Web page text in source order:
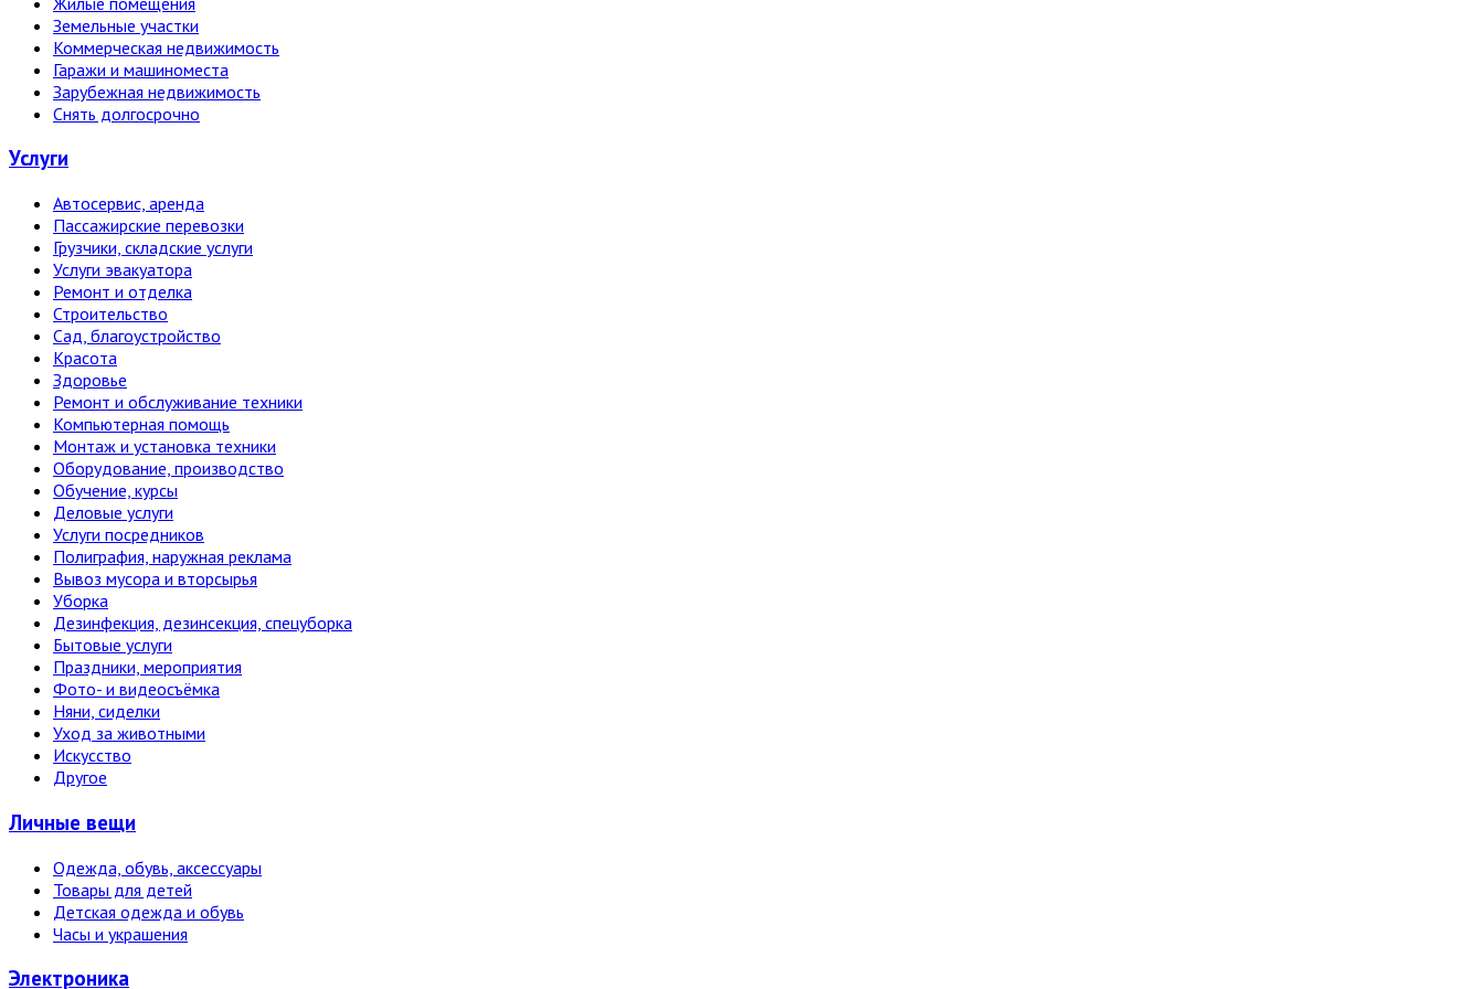
Земельные участки
Коммерческая недвижимость
Гаражи и машиноместа
Зарубежная недвижимость
Снять долгосрочно
Услуги
Автосервис, аренда
Пассажирские перевозки
Грузчики, складские услуги
Услуги эвакуатора
Ремонт и отделка
Строительство
Сад, благоустройство
Красота
Здоровье
Ремонт и обслуживание техники
Компьютерная помощь
Монтаж и установка техники
Оборудование, производство
Обучение, курсы
Деловые услуги
Услуги посредников
Полиграфия, наружная реклама
Вывоз мусора и вторсырья
Уборка
Дезинфекция, дезинсекция, спецуборка
Бытовые услуги
Праздники, мероприятия
Фото- и видеосъёмка
Няни, сиделки
Уход за животными
Искусство
Другое
Личные вещи
Одежда, обувь, аксессуары
Товары для детей
Детская одежда и обувь
Часы и украшения
Электро­ника